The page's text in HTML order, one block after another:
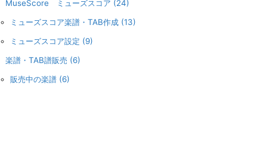
MuseScore ミューズスコア (24)
ミューズスコア楽譜・TAB作成 (13)
ミューズスコア設定 (9)
楽譜・TAB譜販売 (6)
販売中の楽譜 (6)